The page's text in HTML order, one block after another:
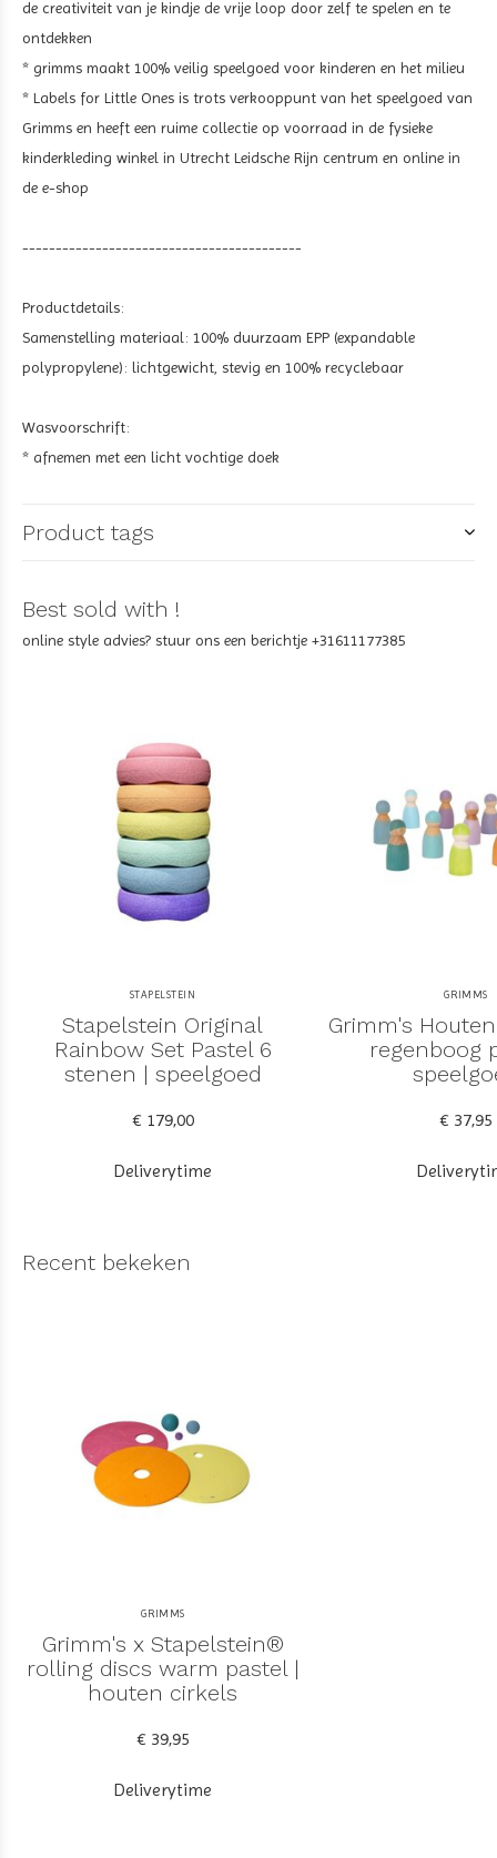
de creativiteit van je kindje de vrije loop door zelf te spelen en te
ontdekken
* grimms maakt 100% veilig speelgoed voor kinderen en het milieu
* Labels for Little Ones is trots verkooppunt van het speelgoed van
Grimms en heeft een ruime collectie op voorraad in de fysieke
kinderkleding winkel in Utrecht Leidsche Rijn centrum en online in
de e-shop
------------------------------------------
Productdetails:
Samenstelling materiaal: 100% duurzaam EPP (expandable
polypropylene): lichtgewicht, stevig en 100% recyclebaar
Wasvoorschrift:
* afnemen met een licht vochtige doek
Product tags
Best sold with !
online style advies? stuur ons een berichtje +31611177385
STAPELSTEIN
Stapelstein Original
Rainbow Set Pastel 6
stenen | speelgoed
€ 179,00
Deliverytime
GRIMMS
Grimm's
regenboog
€ 37,95
Recent bekeken
GRIMMS
Grimm's x Stapelstein®
rolling discs warm pastel |
houten cirkels
€ 39,95
Deliverytime